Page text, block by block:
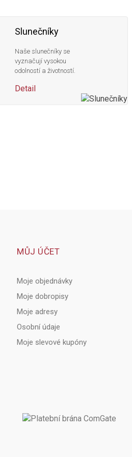
Slunečníky
Naše slunečníky se
vyznačují vysokou
odolností a životností.
Detail
MŮJ ÚČET
Moje objednávky
Moje dobropisy
Moje adresy
Osobní údaje
Moje slevové kupóny